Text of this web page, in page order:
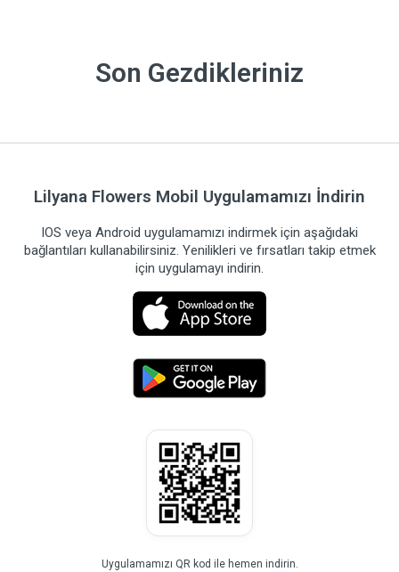
Son Gezdikleriniz
Lilyana Flowers Mobil Uygulamamızı İndirin
IOS veya Android uygulamamızı indirmek için aşağıdaki
bağlantıları kullanabilirsiniz. Yenilikleri ve fırsatları takip etmek
için uygulamayı indirin.
Uygulamamızı QR kod ile hemen indirin.